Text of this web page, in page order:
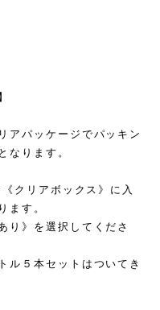
アパッケージでパッキン
なります。
クリアボックス》に入
ます。
り》を選択してくださ
ル５本セットはついてき